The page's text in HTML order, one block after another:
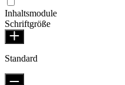
Inhaltsmodule
Schriftgröße
Standard